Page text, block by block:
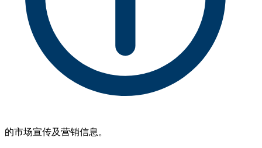
的市场宣传及营销信息。